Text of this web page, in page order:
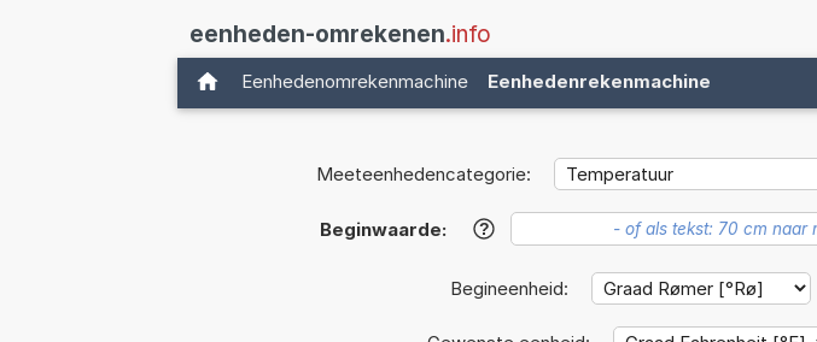
eenheden-omrekenen.info
Eenhedenomrekenmachine Eenhedenrekenmachine
Meeteenhedencategorie:
Beginwaarde: ?
Begineenheid: